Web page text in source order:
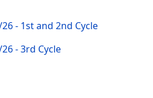
- 1st and 2nd Cycle
- 3rd Cycle